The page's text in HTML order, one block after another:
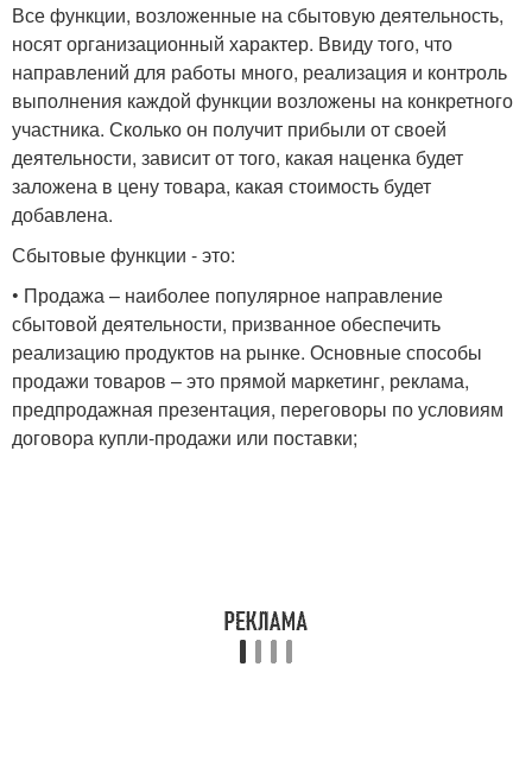
Все функции, возложенные на сбытовую деятельность,
носят организационный характер. Ввиду того, что
направлений для работы много, реализация и контроль
выполнения каждой функции возложены на конкретного
участника. Сколько он получит прибыли от своей
деятельности, зависит от того, какая наценка будет
заложена в цену товара, какая стоимость будет
добавлена.
Сбытовые функции - это:
• Продажа – наиболее популярное направление
сбытовой деятельности, призванное обеспечить
реализацию продуктов на рынке. Основные способы
продажи товаров – это прямой маркетинг, реклама,
предпродажная презентация, переговоры по условиям
договора купли-продажи или поставки;